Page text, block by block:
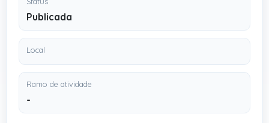
Publicada
Local
Ramo de atividade
-